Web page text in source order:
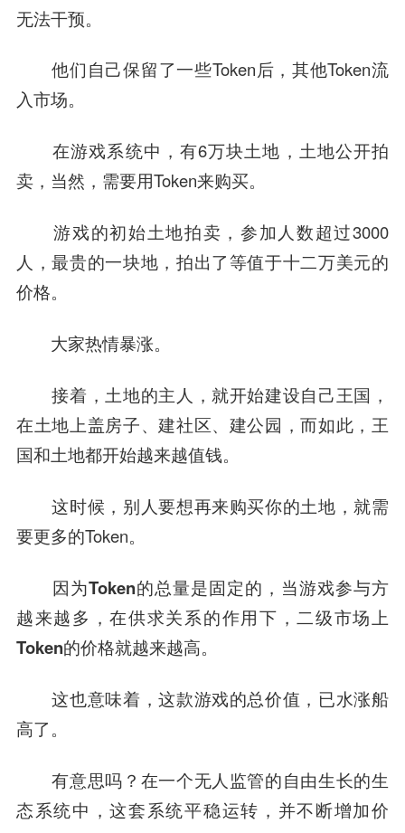
无法干预。
他们自己保留了一些Token后，其他Token流
入市场。
在游戏系统中，有6万块土地，土地公开拍
卖，当然，需要用Token来购买。
游戏的初始土地拍卖，参加人数超过3000
人，最贵的一块地，拍出了等值于十二万美元的
价格。
大家热情暴涨。
接着，土地的主人，就开始建设自己王国，
在土地上盖房子、建社区、建公园，而如此，王
国和土地都开始越来越值钱。
这时候，别人要想再来购买你的土地，就需
要更多的Token。
因为Token的总量是固定的，当游戏参与方
越来越多，在供求关系的作用下，二级市场上
Token的价格就越来越高。
这也意味着，这款游戏的总价值，已水涨船
高了。
有意思吗？在一个无人监管的自由生长的生
态系统中，这套系统平稳运转，并不断增加价